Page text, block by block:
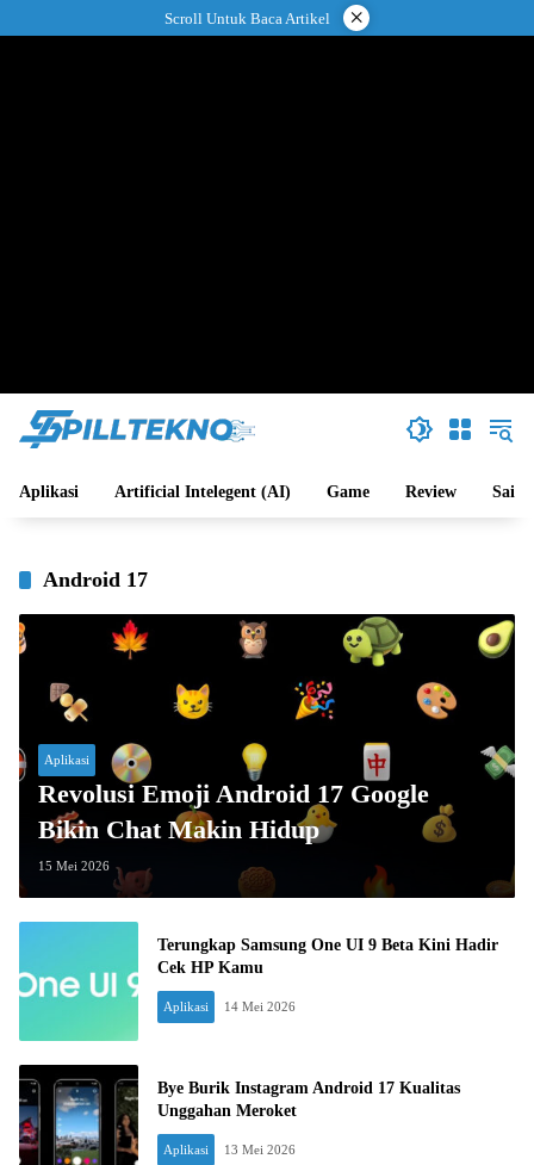
ke
Scroll Untuk Baca Artikel ×
Aplikasi Artificial Intelegent (AI) Game Review Sains
Android 17
Aplikasi
Revolusi Emoji Android 17 Google
Bikin Chat Makin Hidup
15 Mei 2026
Terungkap Samsung One UI 9 Beta Kini Hadir
Cek HP Kamu
Aplikasi 14 Mei 2026
Bye Burik Instagram Android 17 Kualitas
Unggahan Meroket
Aplikasi 13 Mei 2026